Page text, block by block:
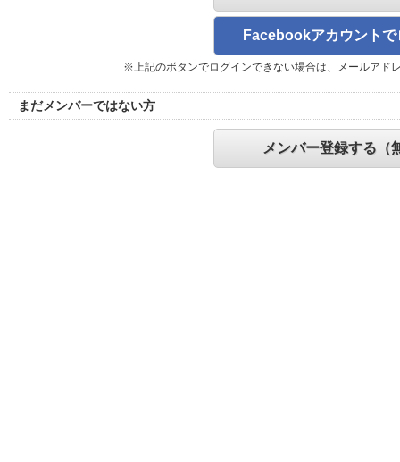
Facebookアカウントで
※上記のボタンでログインできない場合は、メールアド
まだメンバーではない方
メンバー登録する（